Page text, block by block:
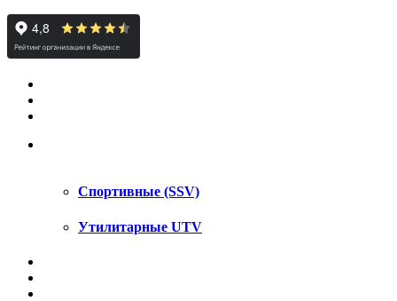
Спортивные (SSV)
Утилитарные UTV